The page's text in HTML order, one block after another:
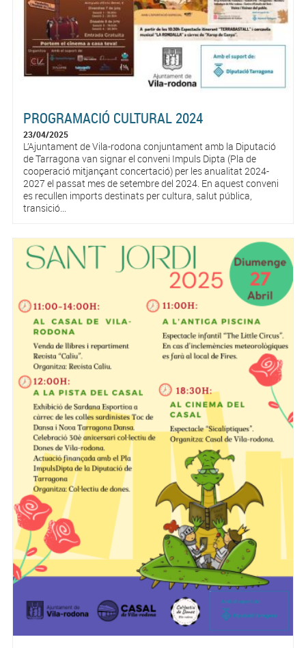
PROGRAMACIÓ CULTURAL 2024
23/04/2025
L’Ajuntament de Vila-rodona conjuntament amb la Diputació
de Tarragona van signar el conveni Impuls Dipta (Pla de
cooperació mitjançant concertació) per les anualitat 2024-
2027 el passat mes de setembre del 2024. En aquest conveni
es recullen imports destinats per cultura, salut pública,
transició...